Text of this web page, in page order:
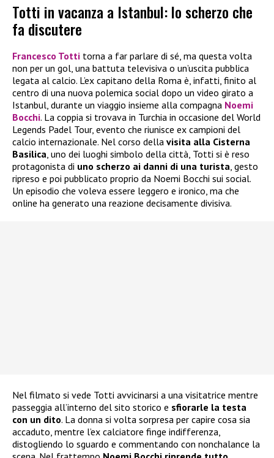
Totti in vacanza a Istanbul: lo scherzo che
fa discutere
Francesco Totti torna a far parlare di sé, ma questa volta
non per un gol, una battuta televisiva o un’uscita pubblica
legata al calcio. L’ex capitano della Roma è, infatti, finito al
centro di una nuova polemica social dopo un video girato a
Istanbul, durante un viaggio insieme alla compagna Noemi
Bocchi. La coppia si trovava in Turchia in occasione del World
Legends Padel Tour, evento che riunisce ex campioni del
calcio internazionale. Nel corso della visita alla Cisterna
Basilica, uno dei luoghi simbolo della città, Totti si è reso
protagonista di uno scherzo ai danni di una turista, gesto
ripreso e poi pubblicato proprio da Noemi Bocchi sui social.
Un episodio che voleva essere leggero e ironico, ma che
online ha generato una reazione decisamente divisiva.
Nel filmato si vede Totti avvicinarsi a una visitatrice mentre
passeggia all’interno del sito storico e sfiorarle la testa
con un dito. La donna si volta sorpresa per capire cosa sia
accaduto, mentre l’ex calciatore finge indifferenza,
distogliendo lo sguardo e commentando con nonchalance la